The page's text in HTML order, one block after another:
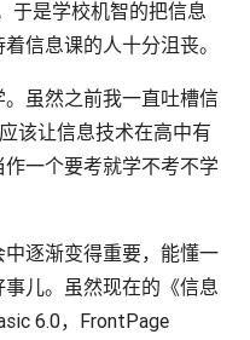
于是学校机智的把信息
信息课的人十分沮丧。
虽然之前我一直吐槽信
该让信息技术在高中有
一个要考就学不考不学
逐渐变得重要，能懂一
儿。虽然现在的《信息
6.0，FrontPage